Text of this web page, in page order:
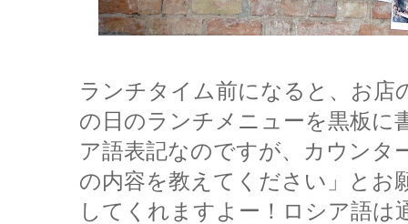
ランチタイム前になると、お店
の日のランチメニューを黒板に
ア語表記なのですが、カウンタ
の内容を教えてください」とお
してくれますよー！ロシア語